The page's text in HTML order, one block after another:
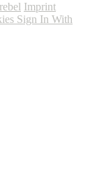
Imprint
Sign In With